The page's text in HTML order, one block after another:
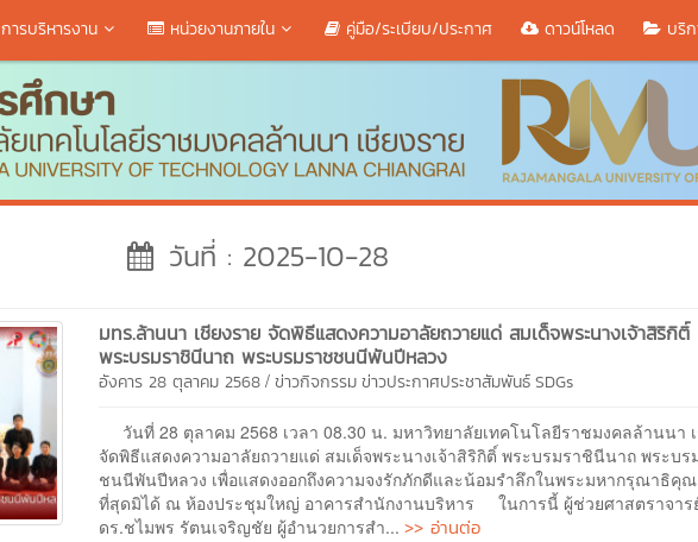
การบริหารงาน หน่วยงานภายใน คู่มือ/ระเบียบ/ประกาศ ดาวน์โหลด บริ
วันที่ : 2025-10-28
มทร.ล้านนา เชียงราย จัดพิธีแสดงความอาลัยถวายแด่ สมเด็จพระนางเจ้าสิริกิติ์
พระบรมราชินีนาถ พระบรมราชชนนีพันปีหลวง
อังคาร 28 ตุลาคม 2568 /ข่าวกิจกรรม ข่าวประกาศประชาสัมพันธ์ SDGs
วันที่ 28 ตุลาคม 2568 เวลา 08.30 น. มหาวิทยาลัยเทคโนโลยีราชมงคลล้านนา
จัดพิธีแสดงความอาลัยถวายแด่ สมเด็จพระนางเจ้าสิริกิติ์ พระบรมราชินีนาถ พระบร
ชนนีพันปีหลวง เพื่อแสดงออกถึงความจงรักภักดีและน้อมรำลึกในพระมหากรุณาธิคุ
ที่สุดมิได้ ณ ห้องประชุมใหญ่ อาคารสำนักงานบริหาร ในการนี้ ผู้ช่วยศาสตราจาร
ดร.ชไมพร รัตนเจริญชัย ผู้อำนวยการสำ...>> อ่านต่อ